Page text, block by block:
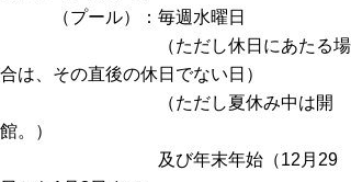
（プール）：毎週水曜日
（ただし休日にあたる場
合は、その直後の休日でない日）
（ただし夏休み中は開
館。）
及び年末年始（12月29